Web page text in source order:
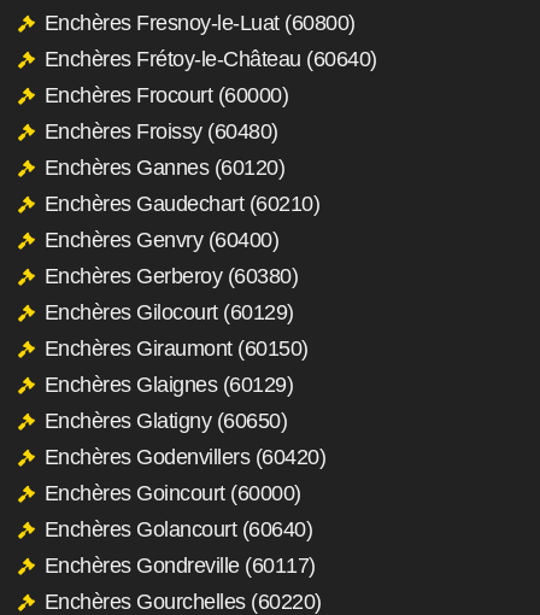
Enchères Fresnoy-le-Luat (60800)
Enchères Frétoy-le-Château (60640)
Enchères Frocourt (60000)
Enchères Froissy (60480)
Enchères Gannes (60120)
Enchères Gaudechart (60210)
Enchères Genvry (60400)
Enchères Gerberoy (60380)
Enchères Gilocourt (60129)
Enchères Giraumont (60150)
Enchères Glaignes (60129)
Enchères Glatigny (60650)
Enchères Godenvillers (60420)
Enchères Goincourt (60000)
Enchères Golancourt (60640)
Enchères Gondreville (60117)
Enchères Gourchelles (60220)